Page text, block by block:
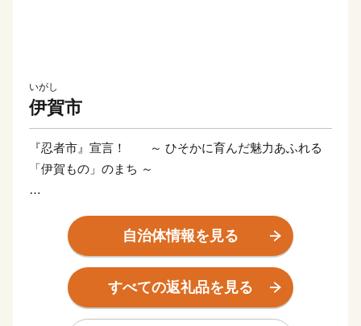
いがし
伊賀市
『忍者市』宣言！ ～ ひそかに育んだ魅力あふれる
「伊賀もの」のまち ～
や精神を継承するとともに、忍者を活かした観光やまち
づくりに取り組んでいます。日本一、二の高石垣で知ら
れる伊賀上野城のふもとでは、誰もが忍者気分を味わえ
る「伊賀上野ＮＩＮＪＡフェスタ」が開催され、秋には
自治体情報を見る
すべての返礼品を見る